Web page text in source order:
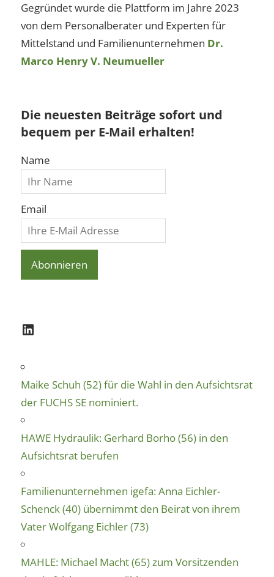
Gegründet wurde die Plattform im Jahre 2023
von dem Personalberater und Experten für
Mittelstand und Familienunternehmen Dr.
Marco Henry V. Neumueller
Die neuesten Beiträge sofort und
bequem per E-Mail erhalten!
Name
Email
LinkedIn
Maike Schuh (52) für die Wahl in den Aufsichtsrat
der FUCHS SE nominiert.
HAWE Hydraulik: Gerhard Borho (56) in den
Aufsichtsrat berufen
Familienunternehmen igefa: Anna Eichler-
Schenck (40) übernimmt den Beirat von ihrem
Vater Wolfgang Eichler (73)
MAHLE: Michael Macht (65) zum Vorsitzenden